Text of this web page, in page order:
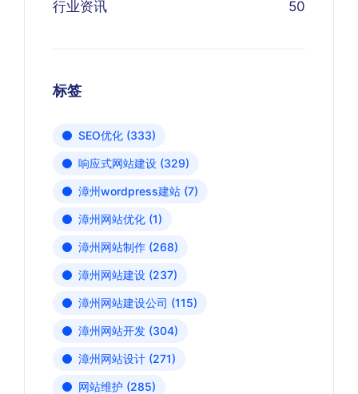
行业资讯 50
标签
SEO优化 (333)
响应式网站建设 (329)
漳州wordpress建站 (7)
漳州网站优化 (1)
漳州网站制作 (268)
漳州网站建设 (237)
漳州网站建设公司 (115)
漳州网站开发 (304)
漳州网站设计 (271)
网站维护 (285)